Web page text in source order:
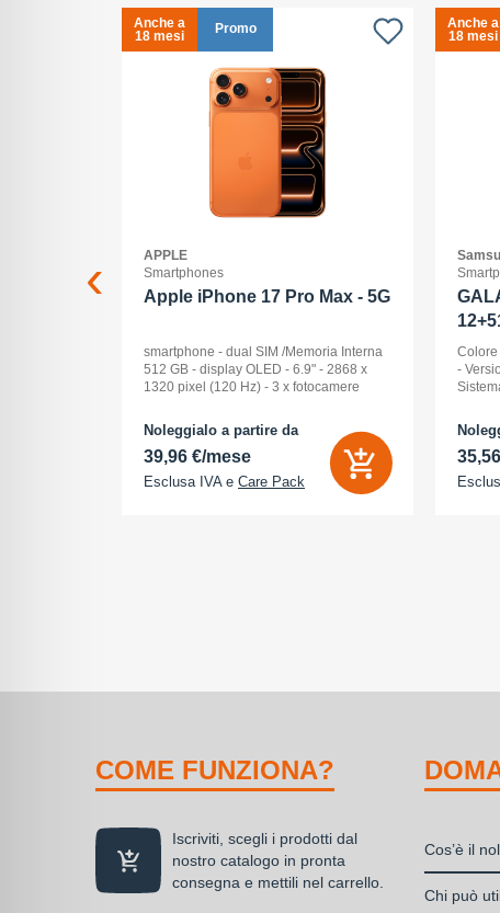
Anche a
18 mesi
Promo
APPLE
Smartphones
Apple iPhone 17 Pro Max - 5G
smartphone - dual SIM /Memoria Interna
512 GB - display OLED - 6.9" - 2868 x
1320 pixel (120 Hz) - 3 x fotocamere
camera 18 Megapixel - arancione
cosmico
Noleggialo a partire da
39,96 €/mese
Esclusa IVA e Care Pack
Anche a
18 mesi
Colore
-
512
COME FUNZIONA?
Iscriviti, scegli i prodotti dal
nostro catalogo in pronta
consegna e mettili nel carrello.
Cos’è il
Il
Chi può